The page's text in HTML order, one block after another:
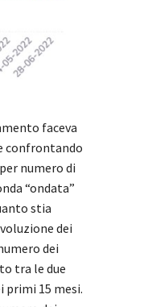
faceva
confrontando
numero di
“ondata”
stia
dei
dei
tra le due
primi 15 mesi.